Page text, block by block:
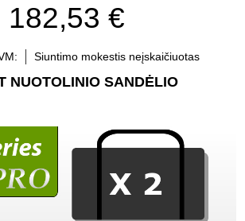
182,53 €
Siuntimo mokestis neįskaičiuotas
NUOTOLINIO SANDĖLIO